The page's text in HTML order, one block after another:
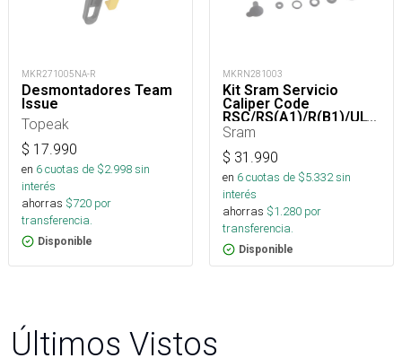
MKR271005NA-R
Desmontadores Team
Issue
Topeak
$ 17.990
en 6cuotas de $2.998sin
interés
ahorras $720 por
transferencia.
Disponible
MKRN281003
Kit Sram Servicio
Caliper Code
RSC/RS(A1)/R(B1)/ULT/SIL/BRZ(C1)
Sram
$ 31.990
en 6cuotas de $5.332sin
interés
ahorras $1.280 por
transferencia.
Disponible
Últimos Vistos